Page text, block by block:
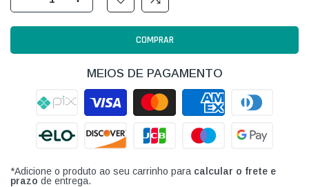
COMPRAR
MEIOS DE PAGAMENTO
*Adicione o produto ao seu carrinho para calcular o frete e
prazo de entrega.